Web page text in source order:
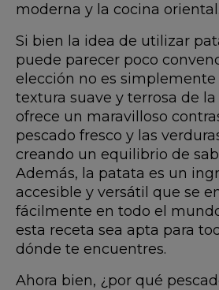
moderna y la cocina oriental.
Si bien la idea de utilizar
puede parecer poco
elección no es simplemente
textura suave y terrosa de
ofrece un maravilloso
pescado fresco y las
creando un equilibrio de
Además, la patata es un
accesible y versátil que se
fácilmente en todo el
esta receta sea apta para
dónde te encuentres.
Ahora bien, ¿por qué